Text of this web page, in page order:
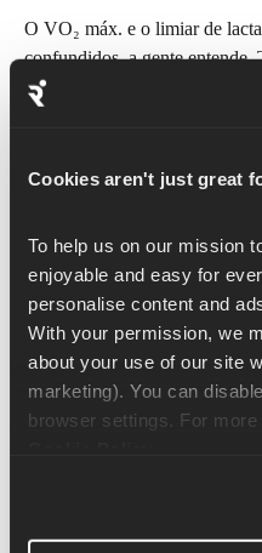
Cookies aren't just great
To help us on our mission
enjoyable and easy for
personalise content and
With your permission, we
about your use of our site
marketing). You can
O VO₂ máx. e o limiar de
confundidos, a gente
jogada por aí!
O VO₂ máx. é o teu
consegue manter antes
rapidamente.
Para quem corre meia
costuma ser um indicador
o VO₂ máximo.